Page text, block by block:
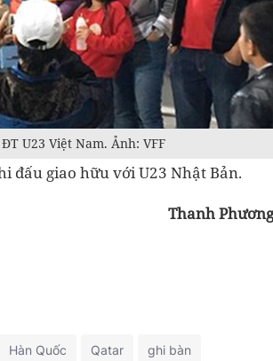
U23 Việt Nam. Ảnh: VFF
đấu giao hữu với U23 Nhật Bản.
Thanh Phương
Hàn Quốc Qatar ghi bàn